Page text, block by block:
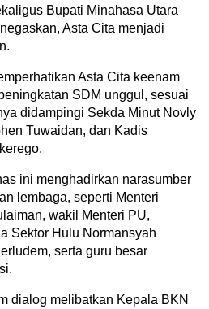
Bupati Minahasa Utara
Asta Cita menjadi
Asta Cita keenam
SDM unggul, sesuai
didampingi Sekda Minut Novly
Tuwaidan, dan Kadis
ini menghadirkan narasumber
lembaga, seperti Menteri
wakil Menteri PU,
Sektor Hulu Normansyah
serta guru besar
dialog melibatkan Kepala BKN